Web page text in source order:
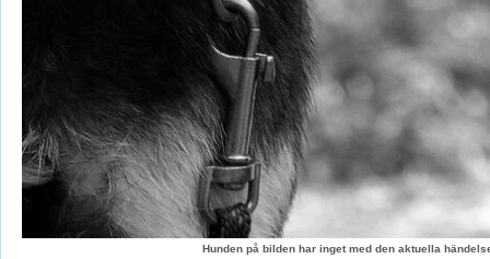
Hunden på bilden har inget med den aktuella